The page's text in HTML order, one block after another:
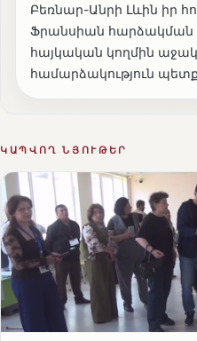
Բեռնար-Անրի Լևին իր
Ֆրանսիան հարձակման
հայկական կողմին
համարձակություն
ԿԱՊՎՈՂ ՆՅՈՒԹԵՐ